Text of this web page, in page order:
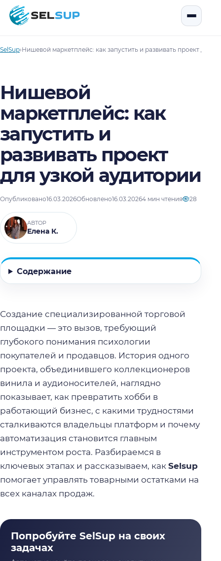
SelSup
SelSup›Нишевой маркетплейс: как запустить и развивать проект для
Нишевой
маркетплейс: как
запустить и
развивать проект
для узкой аудитории
Опубликовано16.03.2026Обновлено16.03.20264 мин чтения 28
АВТОР
Елена К.
Содержание
Создание специализированной торговой
площадки — это вызов, требующий
глубокого понимания психологии
покупателей и продавцов. История одного
проекта, объединившего коллекционеров
винила и аудионосителей, наглядно
показывает, как превратить хобби в
работающий бизнес, с какими трудностями
сталкиваются владельцы платформ и почему
автоматизация становится главным
инструментом роста. Разбираемся в
ключевых этапах и рассказываем, как Selsup
помогает управлять товарными остатками на
всех каналах продаж.